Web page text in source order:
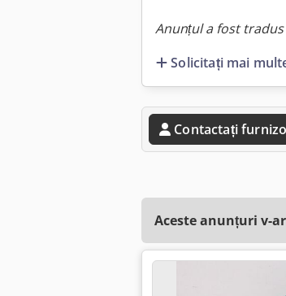
Anunțul a fost
Solicitați mai
Contactați
Aceste anunțuri v-